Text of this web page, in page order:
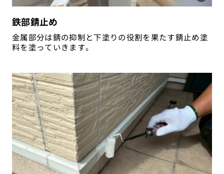
鉄部錆止め
金属部分は錆の抑制と下塗りの役割を果たす錆止め塗
料を塗っていきます。